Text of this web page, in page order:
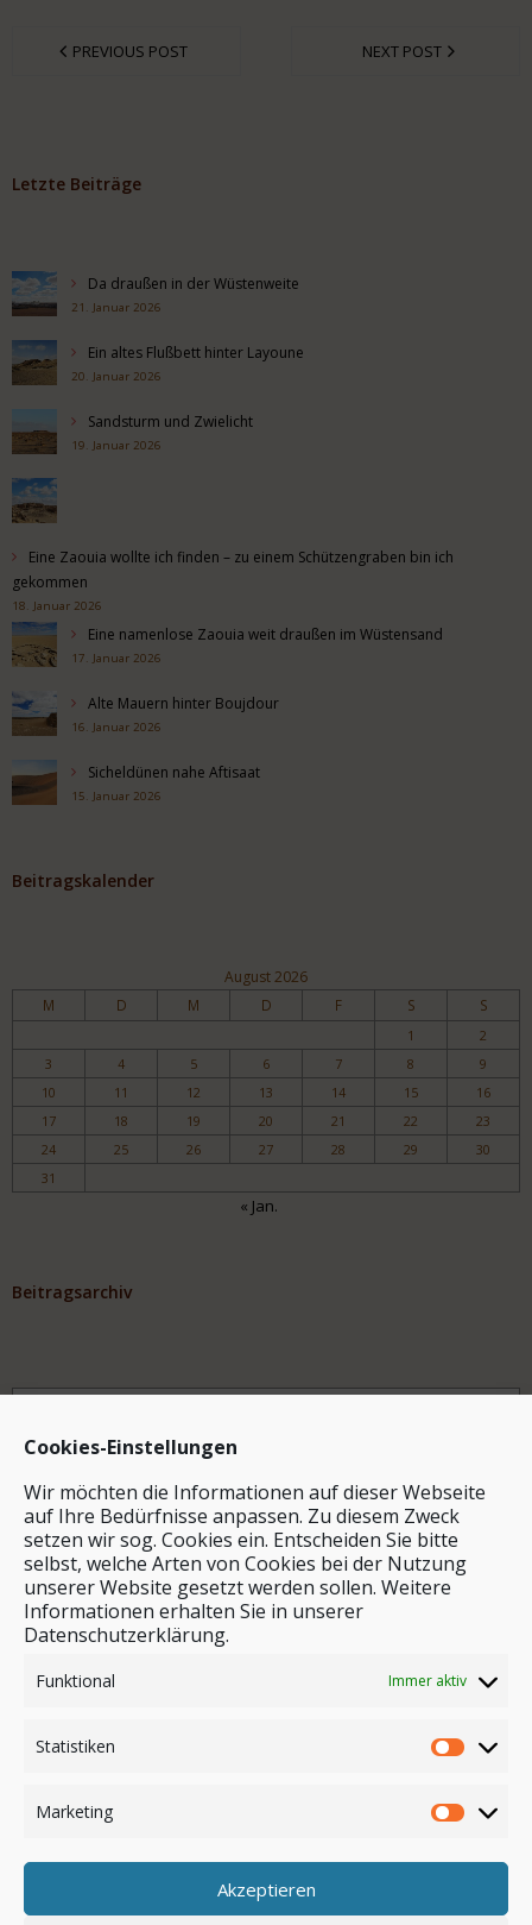
Cookies-Einstellungen
Wir möchten die Informationen auf dieser Webseite
auf Ihre Bedürfnisse anpassen. Zu diesem Zweck
setzen wir sog. Cookies ein. Entscheiden Sie bitte
selbst, welche Arten von Cookies bei der Nutzung
unserer Website gesetzt werden sollen. Weitere
Informationen erhalten Sie in unserer
Datenschutzerklärung.
Funktional Immer aktiv
Statistiken
Marketing
Akzeptieren
PREVIOUS POST NEXT POST
Letzte Beiträge
Da draußen in der Wüstenweite
21. Januar 2026
Ein altes Flußbett hinter Layoune
20. Januar 2026
Sandsturm und Zwielicht
19. Januar 2026
Eine Zaouia wollte ich finden – zu einem Schützengraben bin ich
gekommen
18. Januar 2026
Eine namenlose Zaouia weit draußen im Wüstensand
17. Januar 2026
Alte Mauern hinter Boujdour
16. Januar 2026
Sicheldünen nahe Aftisaat
15. Januar 2026
Beitragskalender
August 2026
M D M D F S S
1
2
3
4 5 6 7 8
9
10
11 12 13 14 15
16
17
18 19 20 21 22
23
24
25 26 27 28 29
30
31
« Jan.
Beitragsarchiv
Archiv
Stichwortsuche
Anmelden